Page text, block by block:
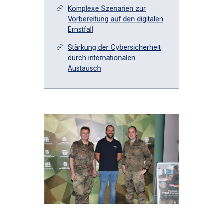
Komplexe Szenarien zur
Vorbereitung auf den digitalen
Ernstfall
Stärkung der Cybersicherheit
durch internationalen
Austausch